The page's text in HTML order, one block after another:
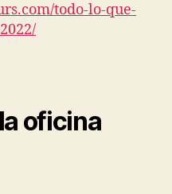
todo-lo-que-
oficina